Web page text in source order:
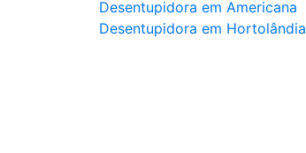
Desentupidora em Americana
Desentupidora em Hortolândia